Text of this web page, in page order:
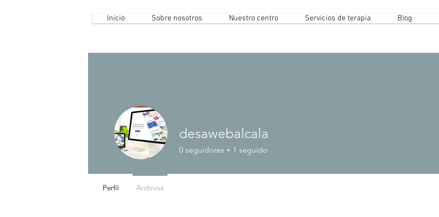
Inicio Sobre nosotros Nuestro centro Servicios de terapia Blog
desawebalcala
0 seguidores 1 seguido
Perfil Archivos